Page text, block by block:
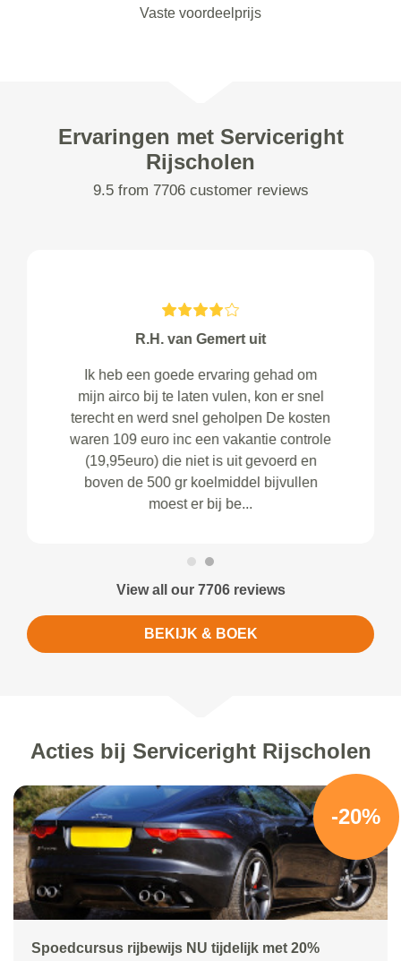
Vaste voordeelprijs
Ervaringen met Serviceright
Rijscholen
9.5 from 7706 customer reviews
R.H. van Gemert uit
Ik heb een goede ervaring gehad om
mijn airco bij te laten vulen, kon er snel
terecht en werd snel geholpen De kosten
waren 109 euro inc een vakantie controle
(19,95euro) die niet is uit gevoerd en
boven de 500 gr koelmiddel bijvullen
moest er bij be...
View all our 7706 reviews
BEKIJK & BOEK
Acties bij Serviceright Rijscholen
-20%
Spoedcursus rijbewijs NU tijdelijk met 20%